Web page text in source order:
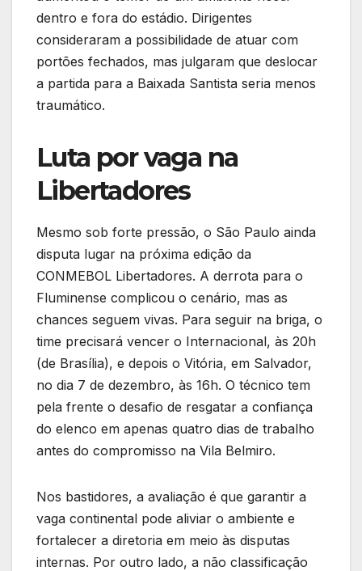
dentro e fora do estádio. Dirigentes
consideraram a possibilidade de atuar com
portões fechados, mas julgaram que deslocar
a partida para a Baixada Santista seria menos
traumático.
Luta por vaga na
Libertadores
Mesmo sob forte pressão, o São Paulo ainda
disputa lugar na próxima edição da
CONMEBOL Libertadores. A derrota para o
Fluminense complicou o cenário, mas as
chances seguem vivas. Para seguir na briga, o
time precisará vencer o Internacional, às 20h
(de Brasília), e depois o Vitória, em Salvador,
no dia 7 de dezembro, às 16h. O técnico tem
pela frente o desafio de resgatar a confiança
do elenco em apenas quatro dias de trabalho
antes do compromisso na Vila Belmiro.
Nos bastidores, a avaliação é que garantir a
vaga continental pode aliviar o ambiente e
fortalecer a diretoria em meio às disputas
internas. Por outro lado, a não classificação